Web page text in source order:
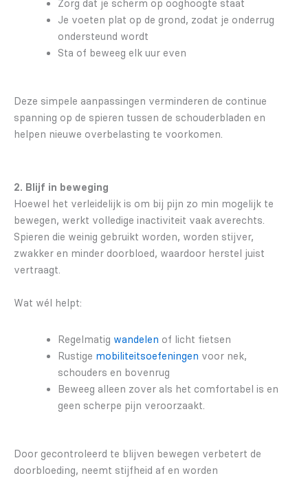
Zorg dat je scherm op ooghoogte staat
Je voeten plat op de grond, zodat je onderrug
ondersteund wordt
Sta of beweeg elk uur even
Deze simpele aanpassingen verminderen de continue
spanning op de spieren tussen de schouderbladen en
helpen nieuwe overbelasting te voorkomen.
2. Blijf in beweging
Hoewel het verleidelijk is om bij pijn zo min mogelijk te
bewegen, werkt volledige inactiviteit vaak averechts.
Spieren die weinig gebruikt worden, worden stijver,
zwakker en minder doorbloed, waardoor herstel juist
vertraagt.
Wat wél helpt:
Regelmatig wandelen of licht fietsen
Rustige mobiliteitsoefeningen voor nek,
schouders en bovenrug
Beweeg alleen zover als het comfortabel is en
geen scherpe pijn veroorzaakt.
Door gecontroleerd te blijven bewegen verbetert de
doorbloeding, neemt stijfheid af en worden